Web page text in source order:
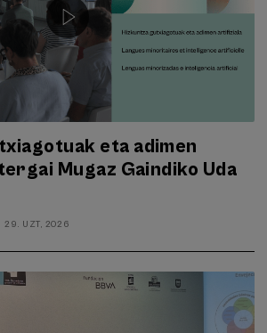
eta adimen
Mugaz Gaindiko Uda
29. UZT, 2026